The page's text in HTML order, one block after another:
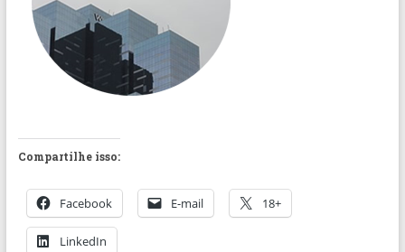
Compartilhe isso:
Facebook E-mail 18+
LinkedIn